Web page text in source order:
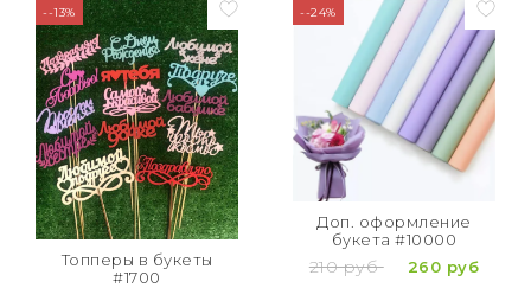
--13%
Топперы в букеты
#1700
--24%
Доп. оформление
букета #10000
210 руб 260 руб